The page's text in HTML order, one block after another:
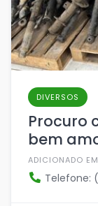
DIVERSOS
Procuro
bem
ADICIONADO
Telefone: